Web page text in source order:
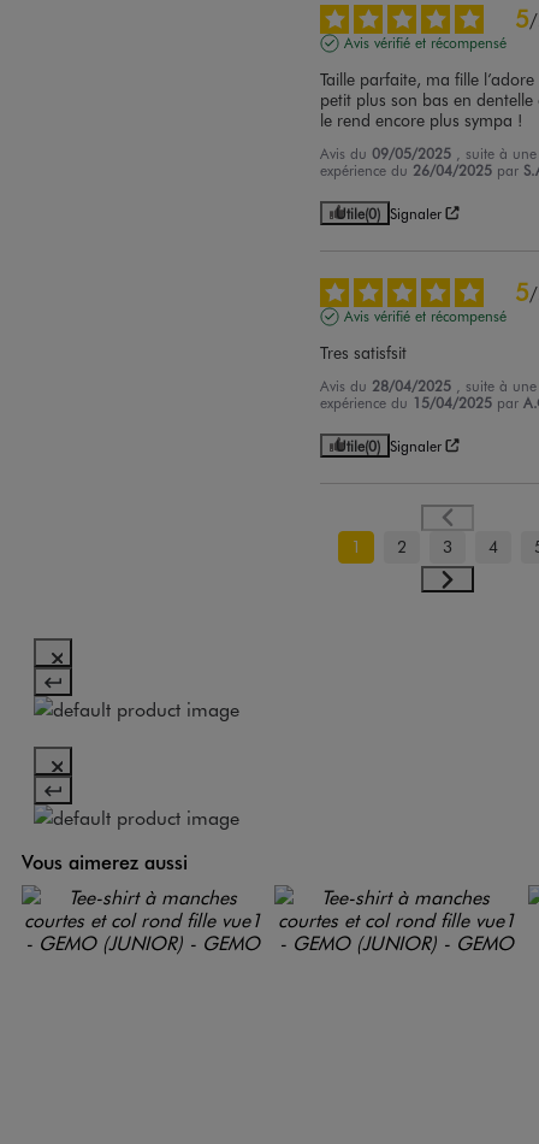
5/
Avis vérifié et récompensé
Taille parfaite, ma fille
petit plus son bas en dentelle
le rend encore plus sympa !
Avis du09/05/2025
, suite à une
expérience du 26/04/2025 par
Utile(0) Signaler
5/
Avis vérifié et récompensé
Tres satisfsit
Avis du 28/04/2025
, suite à une
expérience du 15/04/2025 par
Utile(0) Signaler
1 2 3 4
Vous aimerez aussi